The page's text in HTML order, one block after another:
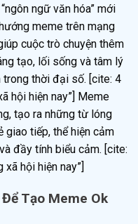
ngữ văn hóa” mới
meme trên mạng
cuộc trò chuyện thêm
tạo, lối sống và tâm lý
trong thời đại số. [cite: 4
hội hiện nay”] Meme
tạo ra những từ lóng
giao tiếp, thể hiện cảm
đầy tính biểu cảm. [cite:
hội hiện nay”]
Tạo Meme Ok